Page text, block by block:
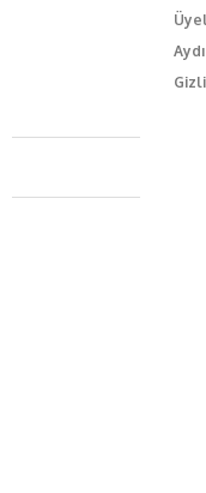
Caferağa Mah. Dr.
+90 543 345 46 00